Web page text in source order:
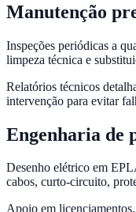
Manutenção
Inspeções periódicas a
limpeza técnica e
Relatórios técnicos
intervenção para evitar
Engenharia de
Desenho elétrico em
cabos, curto-circuito,
Apoio em